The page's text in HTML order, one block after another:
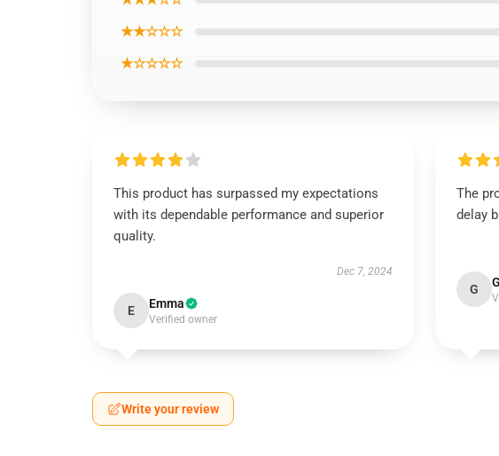
★★☆☆☆
★☆☆☆☆
This product has surpassed my expectations
with its dependable performance and superior
quality.
Dec 7, 2024
E Emma
Verified owner
The
delay
G
Write your review